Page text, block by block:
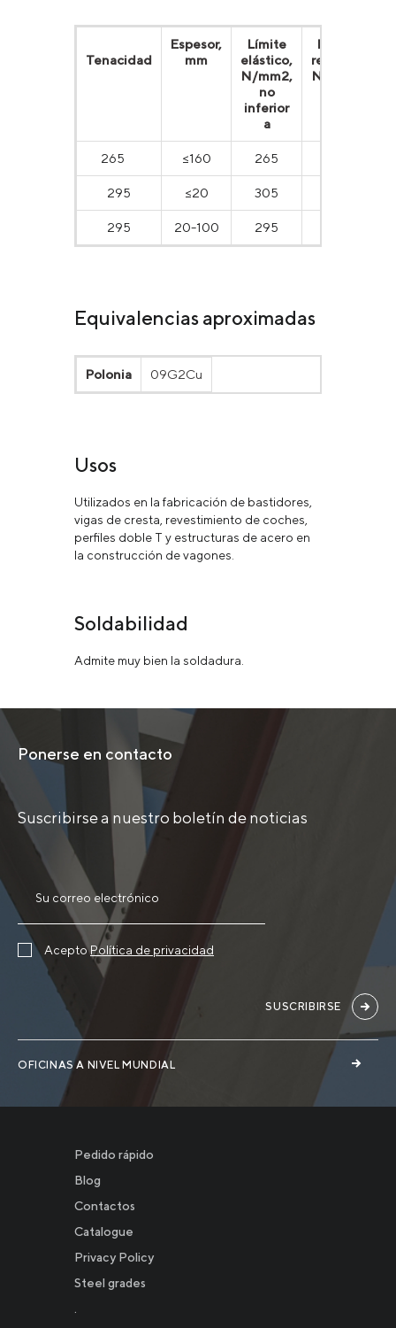
Tenacidad
Espesor,
mm
Límite
elástico,
N/mm2,
no
inferior
a
Límite de
resistencia,
N/mm2, no
265 ≤160 265
295 ≤20 305
295 20-100 295
Equivalencias aproximadas
Polonia 09G2Cu
Usos
Utilizados en la fabricación de bastidores,
vigas de cresta, revestimiento de coches,
perfiles doble T y estructuras de acero en
la construcción de vagones.
Soldabilidad
Admite muy bien la soldadura.
Ponerse en contacto
Suscribirse a nuestro boletín de noticias
OFICINAS A NIVEL MUNDIAL
AceptoPolítica de privacidad
SUSCRIBIRSE
Pedido rápido
Blog
Contactos
Catalogue
Privacy Policy
Steel grades
.
Новости
Инвесторам